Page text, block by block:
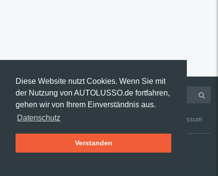
Diese Website nutzt Cookies. Wenn Sie mit
der Nutzung von AUTOLUSSO.de fortfahren,
gehen wir von Ihrem Einverständnis aus.
Datenschutz
Verstanden
Kontakt AGB Impressum
© 2019 AUTOLUSSO.de | Alle Rechte vorbehalten.